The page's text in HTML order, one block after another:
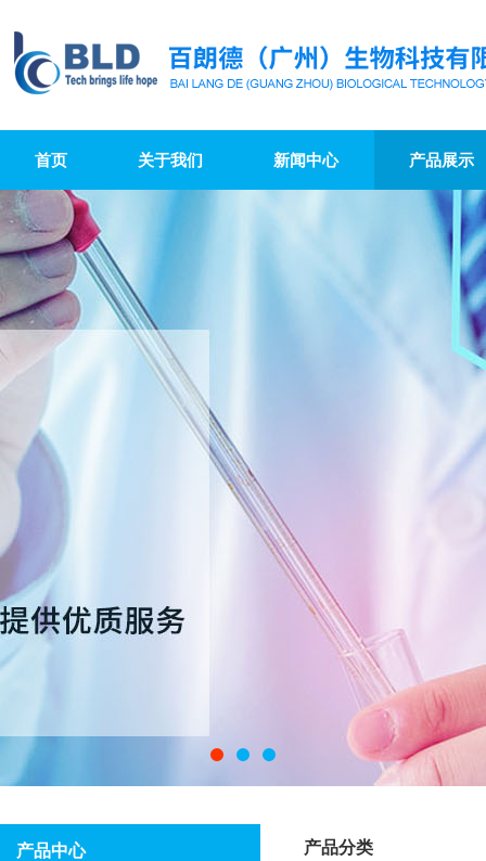
首页 关于我们 新闻中心 产品展示
产品分类
产品中心